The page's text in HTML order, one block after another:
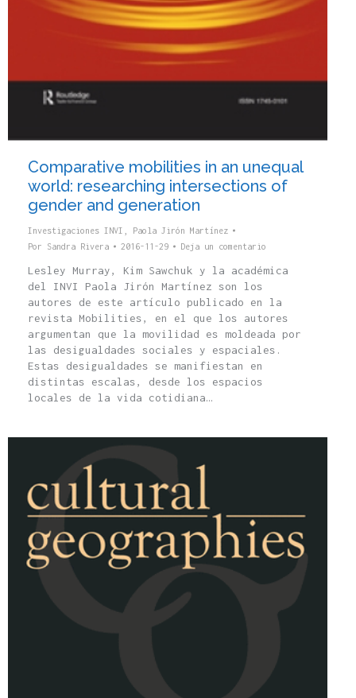
Comparative mobilities in an unequal
world: researching intersections of
gender and generation
Investigaciones INVI
Paola Jirón Martínez
Por Sandra Rivera 2016-11-29 Deja un comentario
Lesley Murray, Kim Sawchuk y la académica
del INVI Paola Jirón Martínez son los
autores de este artículo publicado en la
revista Mobilities, en el que los autores
argumentan que la movilidad es moldeada por
las desigualdades sociales y espaciales.
Estas desigualdades se manifiestan en
distintas escalas, desde los espacios
locales de la vida cotidiana…